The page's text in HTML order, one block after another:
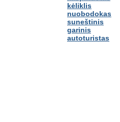
kėliklis
nuobodokas
suneštinis
garinis
autoturistas